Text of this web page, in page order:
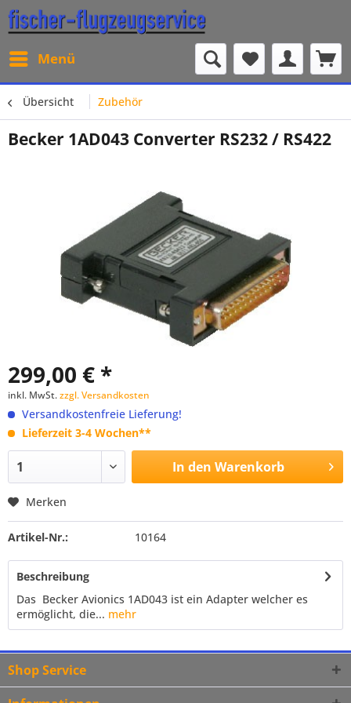
Menü
Übersicht Zubehör
Becker 1AD043 Converter RS232 / RS422
299,00 € *
inkl. MwSt.zzgl. Versandkosten
Versandkostenfreie Lieferung!
Lieferzeit 3-4 Wochen**
In den Warenkorb
Merken
Artikel-Nr.: 10164
Beschreibung
Das Becker Avionics 1AD043 ist ein Adapter welcher es
ermöglicht, die... mehr
Shop Service